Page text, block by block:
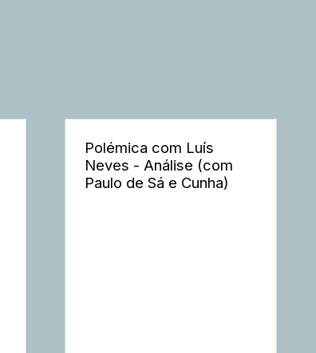
Polémica com Luís
Neves - Análise (com
Paulo de Sá e Cunha)